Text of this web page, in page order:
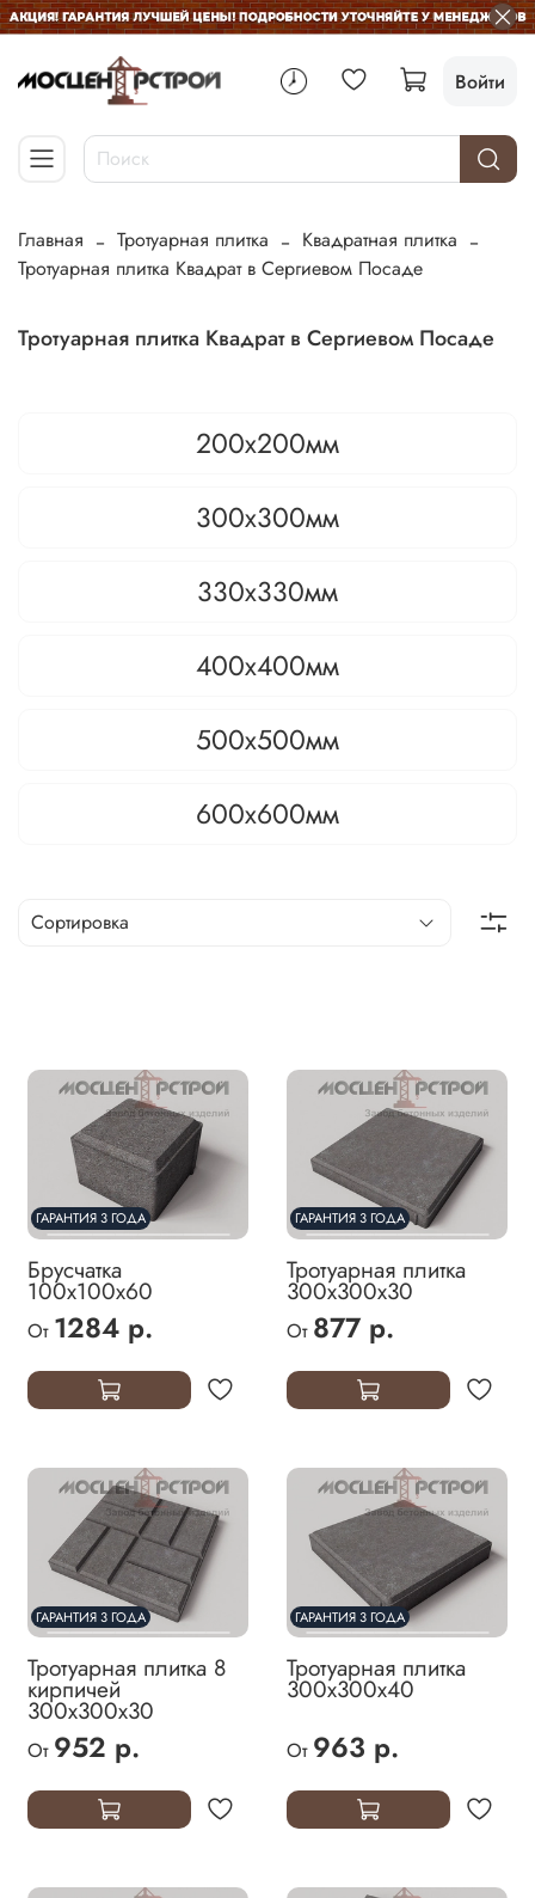
Войти
Главная Тротуарная плитка
Квадратная плитка
Тротуарная плитка Квадрат в Сергиевом Посаде
Тротуарная плитка Квадрат в Сергиевом Посаде
200х200мм
300х300мм
330х330мм
400х400мм
500х500мм
600х600мм
ГАРАНТИЯ 3 ГОДА
Брусчатка
100х100х60
От 1284 р.
ГАРАНТИЯ 3 ГОДА
Тротуарная плитка
300х300х30
От 877 р.
ГАРАНТИЯ 3 ГОДА
Тротуарная плитка 8
кирпичей
300х300х30
От 952 р.
ГАРАНТИЯ 3 ГОДА
Тротуарная плитка
300х300х40
От 963 р.